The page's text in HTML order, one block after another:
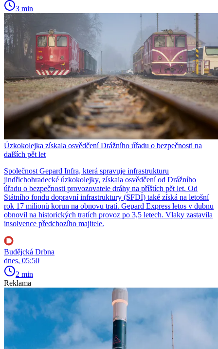
3 min
Úzkokolejka získala osvědčení Drážního úřadu o bezpečnosti na
dalších pět let
Společnost Gepard Infra, která spravuje infrastrukturu
jindřichohradecké úzkokolejky, získala osvědčení od Drážního
úřadu o bezpečnosti provozovatele dráhy na příštích pět let. Od
Státního fondu dopravní infrastruktury (SFDI) také získá na letošní
rok 17 milionů korun na obnovu tratí. Gepard Express letos v dubnu
obnovil na historických tratích provoz po 3,5 letech. Vlaky zastavila
insolvence předchozího majitele.
Budějcká Drbna
dnes, 05:50
2 min
Reklama